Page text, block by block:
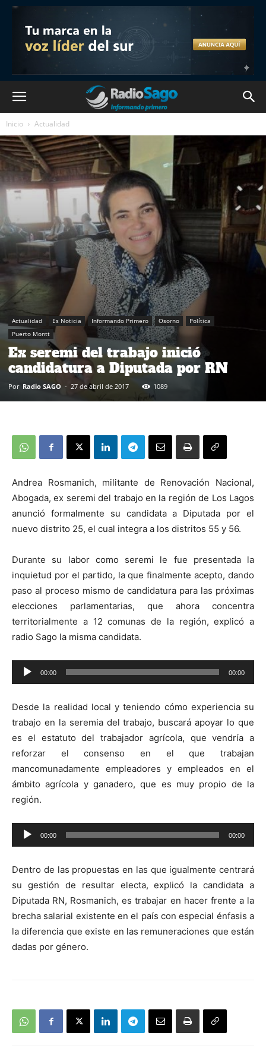
Inicio Actualidad
Actualidad Es Noticia Informando Primero Osorno
Política
Puerto Montt
Ex seremi del trabajo inició
candidatura a Diputada por RN
Por Radio SAGO - 27 de abril de 2017 1089
Andrea Rosmanich, militante de Renovación Nacional,
Abogada, ex seremi del trabajo en la región de Los Lagos
anunció formalmente su candidata a Diputada por el
nuevo distrito 25, el cual integra a los distritos 55 y 56.
Durante su labor como seremi le fue presentada la
inquietud por el partido, la que finalmente acepto, dando
paso al proceso mismo de candidatura para las próximas
elecciones parlamentarias, que ahora concentra
territorialmente a 12 comunas de la región, explicó a
radio Sago la misma candidata.
Reproductor
de
00:00 00:00
Desde la realidad local y teniendo cómo experiencia su
trabajo en la seremia del trabajo, buscará apoyar lo que
es el estatuto del trabajador agrícola, que vendría a
reforzar el consenso en el que trabajan
mancomunadamente empleadores y empleados en el
ámbito agrícola y ganadero, que es muy propio de la
región.
Reproductor
de
00:00 00:00
Dentro de las propuestas en las que igualmente centrará
su gestión de resultar electa, explicó la candidata a
Diputada RN, Rosmanich, es trabajar en hacer frente a la
brecha salarial existente en el país con especial énfasis a
la diferencia que existe en las remuneraciones que están
dadas por género.